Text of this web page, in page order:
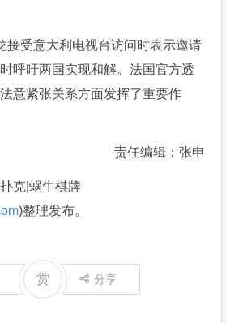
受意大利电视台访问时表示邀请
呼吁两国实现和解。法国官方透
意紧张关系方面发挥了重要作
责任编辑：张申
克|蜗牛棋牌
)整理发布。
赏 分享